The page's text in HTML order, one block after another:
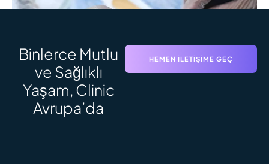
SAÇ EKIMI SÜRECI
Saç Ekimi Süreci: Adım Adım Zaman
Çizelgesi ve Sonuçlar
Binlerce Mutlu
ve Sağlıklı
Yaşam, Clinic
Avrupa’da
HEMEN İLETIŞIME GEÇ